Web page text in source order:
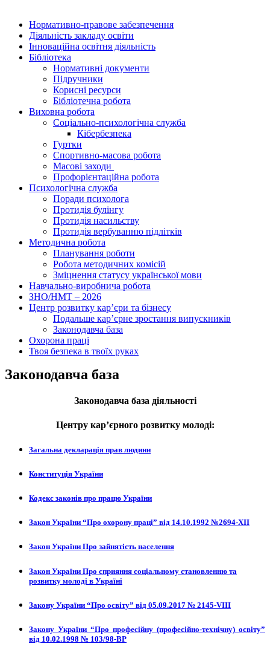
Нормативно-правове забезпечення
Діяльність закладу освіти
Інноваційна освітня діяльність
Бібліотека
Нормативні документи
Підручники
Корисні ресурси
Бібліотечна робота
Виховна робота
Соціально-психологічна служба
Кібербезпека
Гуртки
Спортивно-масова робота
Масові заходи
Профорієнтаційна робота
Психологічна служба
Поради психолога
Протидія булінгу
Протидія насильству
Протидія вербуванню підлітків
Методична робота
Планування роботи
Робота методичних комісій
Зміцнення статусу української мови
Навчально-виробнича робота
ЗНО/НМТ – 2026
Центр розвитку кар’єри та бізнесу
Подальше кар’єрне зростання випускників
Законодавча база
Охорона праці
Твоя безпека в твоїх руках
Законодавча база
Законодавча база діяльності
Центру кар’єрного розвитку молоді:
Загальна декларація прав людини
Конституція України
Кодекс законів про працю України
Закон України “Про охорону праці” від 14.10.1992 №2694-ХІІ
Закон України Про зайнятість населення
Закон України Про сприяння соціальному становленню та
розвитку молоді в Україні
Закону України “Про освіту” від 05.09.2017 № 2145-VIII
Закону України “Про професійну (професійно-технічну) освіту”
від 10.02.1998 № 103/98-ВР